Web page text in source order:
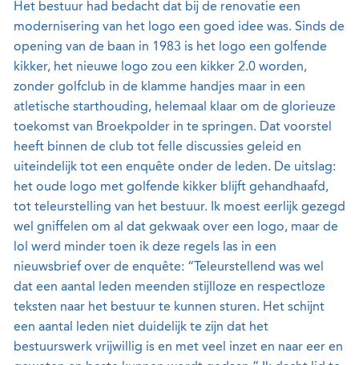
Het bestuur had bedacht dat bij de renovatie een
modernisering van het logo een goed idee was. Sinds de
opening van de baan in 1983 is het logo een golfende
kikker, het nieuwe logo zou een kikker 2.0 worden,
zonder golfclub in de klamme handjes maar in een
atletische starthouding, helemaal klaar om de glorieuze
toekomst van Broekpolder in te springen. Dat voorstel
heeft binnen de club tot felle discussies geleid en
uiteindelijk tot een enquête onder de leden. De uitslag:
het oude logo met golfende kikker blijft gehandhaafd,
tot teleurstelling van het bestuur. Ik moest eerlijk gezegd
wel gniffelen om al dat gekwaak over een logo, maar de
lol werd minder toen ik deze regels las in een
nieuwsbrief over de enquête: “Teleurstellend was wel
dat een aantal leden meenden stijlloze en respectloze
teksten naar het bestuur te kunnen sturen. Het schijnt
een aantal leden niet duidelijk te zijn dat het
bestuurswerk vrijwillig is en met veel inzet en naar eer en